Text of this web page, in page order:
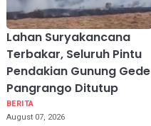
Lahan Suryakancana
Terbakar, Seluruh Pintu
Pendakian Gunung Gede
Pangrango Ditutup
BERITA
August 07, 2026